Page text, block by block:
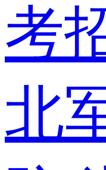
考
北